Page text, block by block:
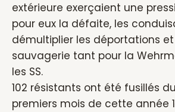
extérieure exerçaient une
pour eux la défaite, les
démultiplier les déportations
sauvagerie tant pour la
les SS.
102 résistants ont été fusillés
premiers mois de cette année